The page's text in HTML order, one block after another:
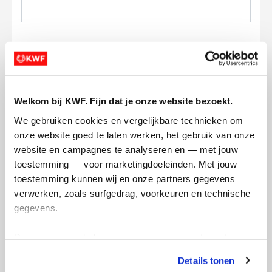
Welkom bij KWF. Fijn dat je onze website bezoekt.
We gebruiken cookies en vergelijkbare technieken om
onze website goed te laten werken, het gebruik van onze
website en campagnes te analyseren en — met jouw
toestemming — voor marketingdoeleinden. Met jouw
toestemming kunnen wij en onze partners gegevens
verwerken, zoals surfgedrag, voorkeuren en technische
gegevens.
tonen. Je kunt je toestemming op elk moment wijzigen of
Details tonen
Ik wil bijdragen aan de transactiekosten
en betaal €0.75 extra.
Doneer nu
Opgehaald
Word lid van ons team